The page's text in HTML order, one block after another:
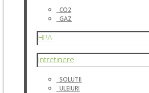
CO2
GAZ
HPA
Intretinere
SOLUTII
ULEIURI